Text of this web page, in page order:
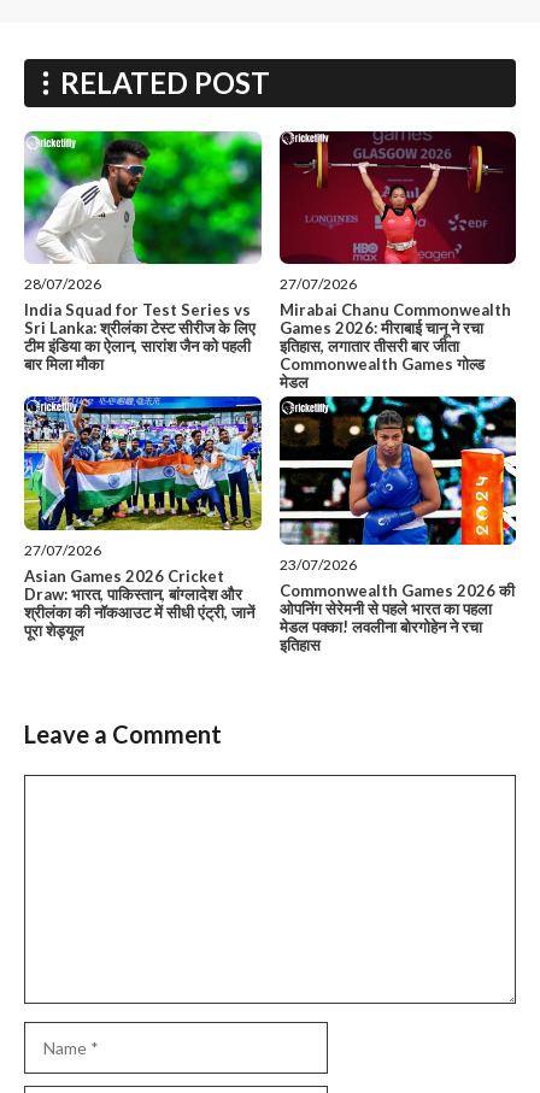
RELATED POST
28/07/2026
India Squad for Test Series vs
Sri Lanka: श्रीलंका टेस्ट सीरीज के लिए
टीम इंडिया का ऐलान, सारांश जैन को पहली
बार मिला मौका
27/07/2026
Mirabai Chanu Commonwealth
Games 2026: मीराबाई चानू ने रचा
इतिहास, लगातार तीसरी बार जीता
Commonwealth Games गोल्ड
मेडल
27/07/2026
Asian Games 2026 Cricket
Draw: भारत, पाकिस्तान, बांग्लादेश और
श्रीलंका की नॉकआउट में सीधी एंट्री, जानें
पूरा शेड्यूल
23/07/2026
Commonwealth Games 2026 की
ओपनिंग सेरेमनी से पहले भारत का पहला
मेडल पक्का! लवलीना बोरगोहेन ने रचा
इतिहास
Leave a Comment